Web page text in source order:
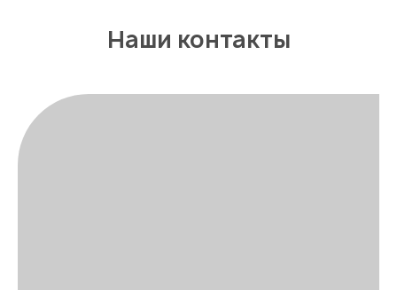
Наши контакты